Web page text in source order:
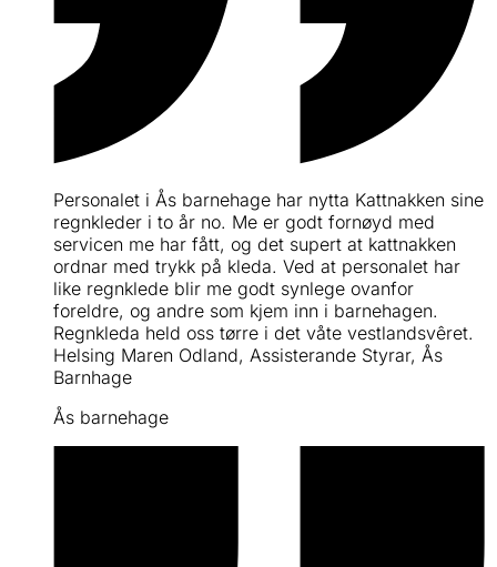
Personalet i Ås barnehage har nytta Kattnakken sine
regnkleder i to år no. Me er godt fornøyd med
servicen me har fått, og det supert at kattnakken
ordnar med trykk på kleda. Ved at personalet har
like regnklede blir me godt synlege ovanfor
foreldre, og andre som kjem inn i barnehagen.
Regnkleda held oss tørre i det våte vestlandsvêret.
Helsing Maren Odland, Assisterande Styrar, Ås
Barnhage
Ås barnehage